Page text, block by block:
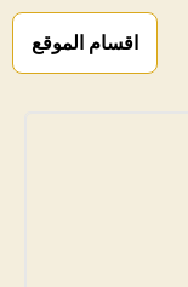
اقسام الموقع